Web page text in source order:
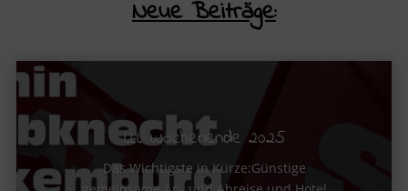
Neue Beiträge:
LLL Wochenende 2025
Das Wichtigste in Kürze:Günstige